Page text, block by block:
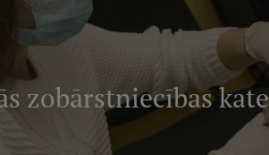
zobārstniecības